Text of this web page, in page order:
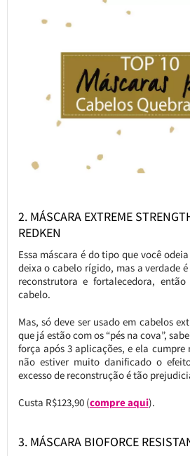
2. MÁSCARA EXTREME
REDKEN
Essa máscara é do tipo que você
deixa o cabelo rígido, mas a verdade
reconstrutora e fortalecedora,
cabelo.
Mas, só deve ser usado em cabelos
que já estão com os “pés na cova”,
força após 3 aplicações, e ela cumpre
não estiver muito danificado o
excesso de reconstrução é tão
Custa R$123,90 (compre aqui).
3. MÁSCARA BIOFORCE